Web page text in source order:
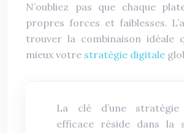
N’oubliez pas que chaque
propres forces et faiblesses.
trouver la combinaison idéale
mieux votre stratégie digitale
La clé d’une stratégie
efficace réside dans la